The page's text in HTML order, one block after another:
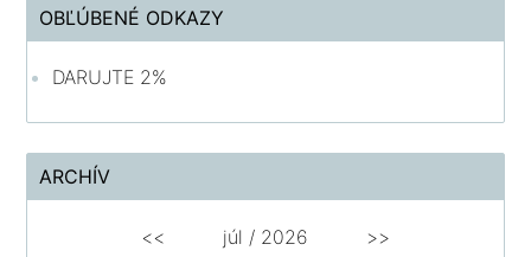
OBĽÚBENÉ ODKAZY
DARUJTE 2%
ARCHÍV
<< júl / 2026 >>